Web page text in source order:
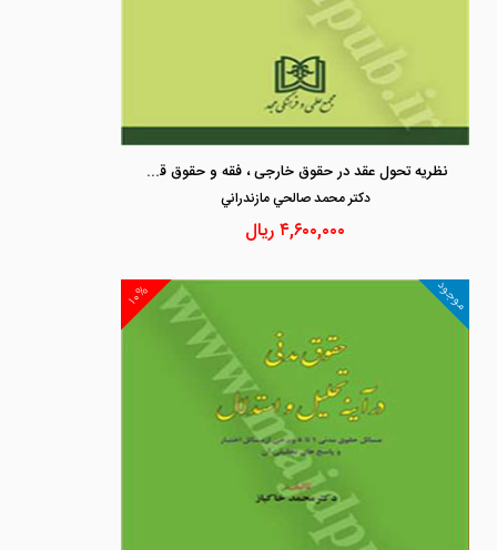
نظریه تحول عقد در حقوق خارجی ، فقه و حقوق قراردادهای ایران
دكتر محمد صالحي مازندراني
۴,۶۰۰,۰۰۰ریال
۱۰% موجود